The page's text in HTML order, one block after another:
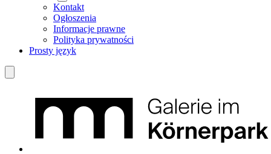
Kontakt
Ogłoszenia
Informacje prawne
Polityka prywatności
Prosty język